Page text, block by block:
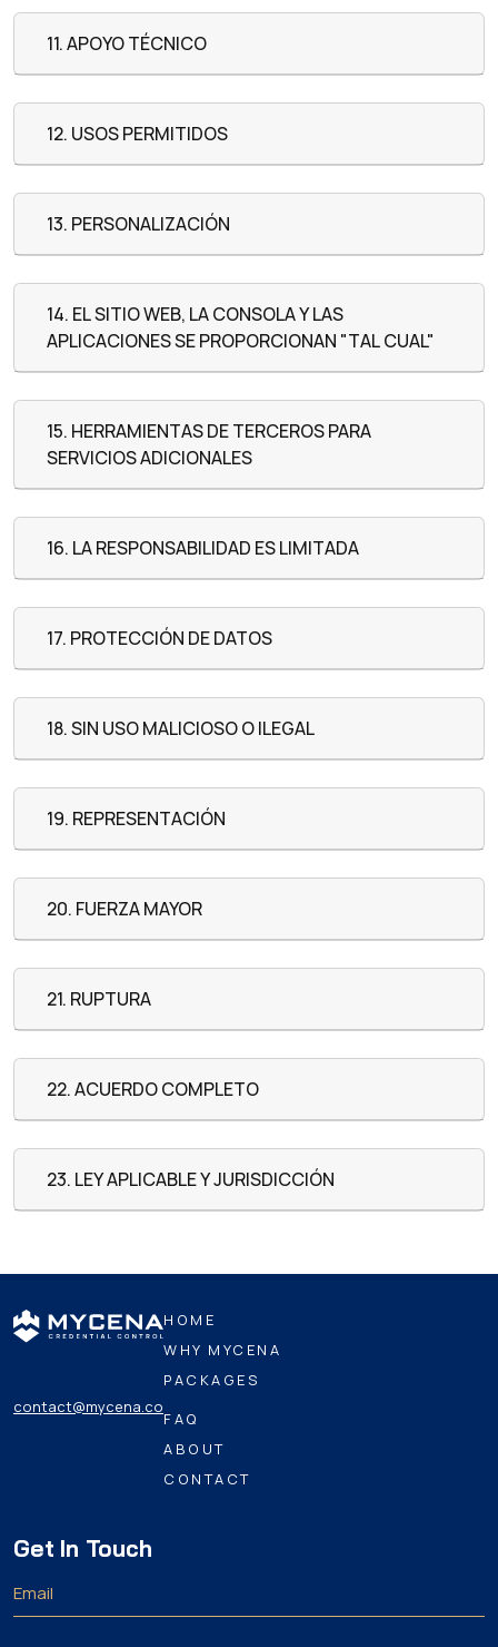
11. APOYO TÉCNICO
12. USOS PERMITIDOS
13. PERSONALIZACIÓN
14. EL SITIO WEB, LA CONSOLA Y LAS
APLICACIONES SE PROPORCIONAN "TAL CUAL"
15. HERRAMIENTAS DE TERCEROS PARA
SERVICIOS ADICIONALES
16. LA RESPONSABILIDAD ES LIMITADA
17. PROTECCIÓN DE DATOS
18. SIN USO MALICIOSO O ILEGAL
19. REPRESENTACIÓN
20. FUERZA MAYOR
21. RUPTURA
22. ACUERDO COMPLETO
23. LEY APLICABLE Y JURISDICCIÓN
contact@mycena.co
HOME
WHY MYCENA
PACKAGES
FAQ
ABOUT
CONTACT
Get In Touch